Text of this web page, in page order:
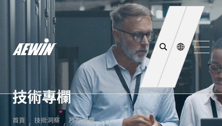
技術專欄
首頁 技術洞察 技術專欄